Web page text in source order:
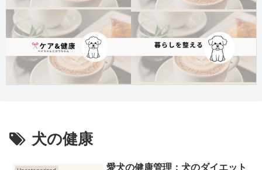
犬の健康
愛犬の健康管理：犬のダイエット